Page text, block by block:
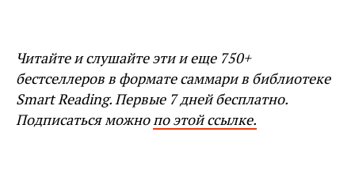
Читайте и слушайте эти и еще 750+
бестселлеров в формате саммари в библиотеке
Smart Reading. Первые 7 дней бесплатно.
Подписаться можно по этой ссылке.